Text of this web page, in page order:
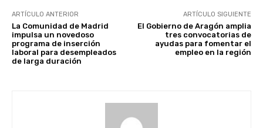
ARTÍCULO ANTERIOR
La Comunidad de Madrid
impulsa un novedoso
programa de inserción
laboral para desempleados
de larga duración
ARTÍCULO SIGUIENTE
El Gobierno de Aragón amplia
tres convocatorias de
ayudas para fomentar el
empleo en la región